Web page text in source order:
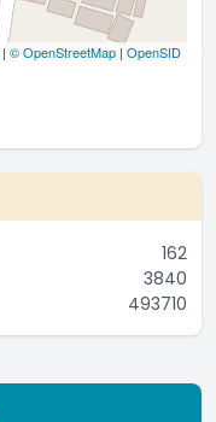
| © OpenStreetMap | OpenSID
162
3840
493710